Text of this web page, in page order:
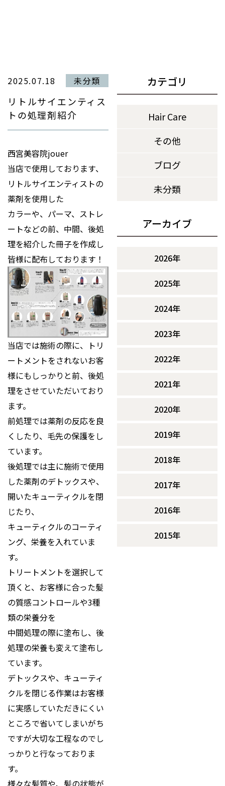
2025.07.18 未分類
リトルサイエンティス
トの処理剤紹介
西宮美容院jouer
当店で使用しております、
リトルサイエンティストの
薬剤を使用した
カラーや、パーマ、ストレ
ートなどの前、中間、後処
理を紹介した冊子を作成し
皆様に配布しております！
当店では施術の際に、トリ
ートメントをされないお客
様にもしっかりと前、後処
理をさせていただいており
ます。
前処理では薬剤の反応を良
くしたり、毛先の保護をし
ています。
後処理では主に施術で使用
した薬剤のデトックスや、
開いたキューティクルを閉
じたり、
キューティクルのコーティ
ング、栄養を入れていま
す。
トリートメントを選択して
頂くと、お客様に合った髪
の質感コントロールや3種
類の栄養分を
中間処理の際に塗布し、後
処理の栄養も変えて塗布し
ています。
デトックスや、キューティ
クルを閉じる作業はお客様
に実感していただきにくい
ところで省いてしまいがち
ですが大切な工程なのでし
っかりと行なっておりま
す。
様々な髪質や、髪の状態が
カテゴリ
Hair Care
その他
ブログ
未分類
アーカイブ
2026年
2025年
2024年
2023年
2022年
2021年
2020年
2019年
2018年
2017年
2016年
2015年